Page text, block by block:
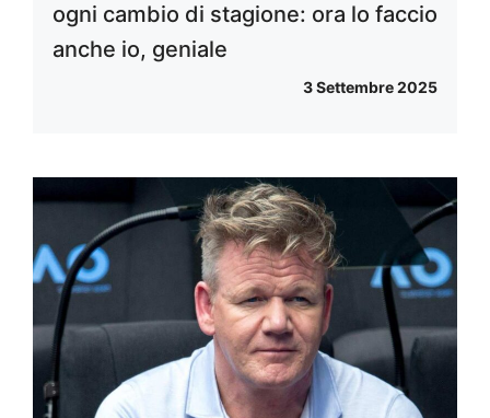
ogni cambio di stagione: ora lo faccio
anche io, geniale
3 Settembre 2025